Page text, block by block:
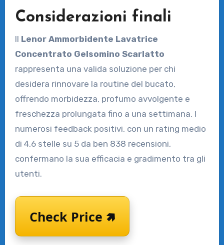
Considerazioni finali
Il Lenor Ammorbidente Lavatrice
Concentrato Gelsomino Scarlatto
rappresenta una valida soluzione per chi
desidera rinnovare la routine del bucato,
offrendo morbidezza, profumo avvolgente e
freschezza prolungata fino a una settimana. I
numerosi feedback positivi, con un rating medio
di 4,6 stelle su 5 da ben 838 recensioni,
confermano la sua efficacia e gradimento tra gli
utenti.
Check Price 🢅